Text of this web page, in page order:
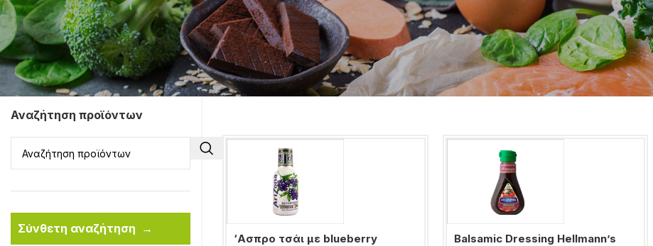
Αναζήτηση προϊόντων
Σύνθετη αναζήτηση →
‘Ασπρο τσάι με blueberry
Balsamic Dressing Hellmann’s